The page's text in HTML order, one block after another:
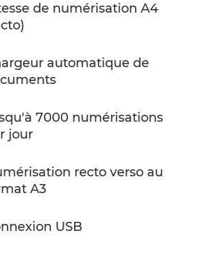
de numérisation A4
automatique de
7000 numérisations
jour
recto verso au
A3
USB